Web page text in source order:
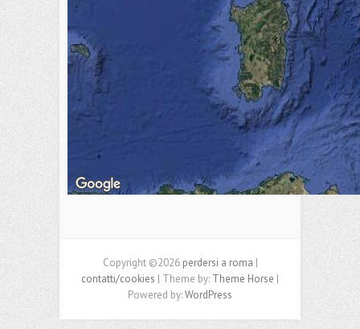
Copyright ©2026 perdersi a roma |
contatti/cookies | Theme by: Theme Horse |
Powered by:WordPress